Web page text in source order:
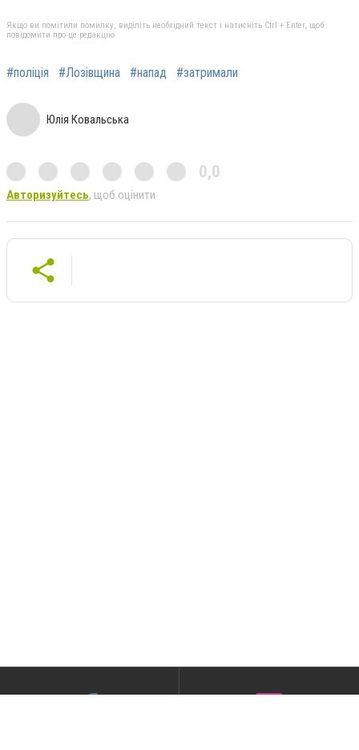
Якщо ви помітили помилку, виділіть необхідний текст і натисніть Ctrl + Enter, щоб
повідомити про це редакцію
#поліція #Лозівщина #напад #затримали
Юлія Ковальська
0,0
Авторизуйтесь, щоб оцінити